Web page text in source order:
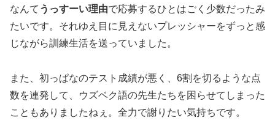
なんて うっすーい理由で応募するひとはごく少数だったみ
たいです。それゆえ目に見えないプレッシャーをずっと感
じながら訓練生活を送っていました。
また、初っぱなのテスト成績が悪く、6割を切るような点
数を連発して、ウズベク語の先生たちを困らせてしまった
こともありましたねぇ。全力で謝りたい気持ちです。